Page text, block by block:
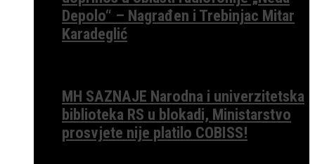
Depolo“ – Nagrađen i Trebinjac Mitar
Karadeglić
MH SAZNAJE Narodna i univerzitetska
biblioteka RS u blokadi, Ministarstvo
prosvjete nije platilo COBISS!